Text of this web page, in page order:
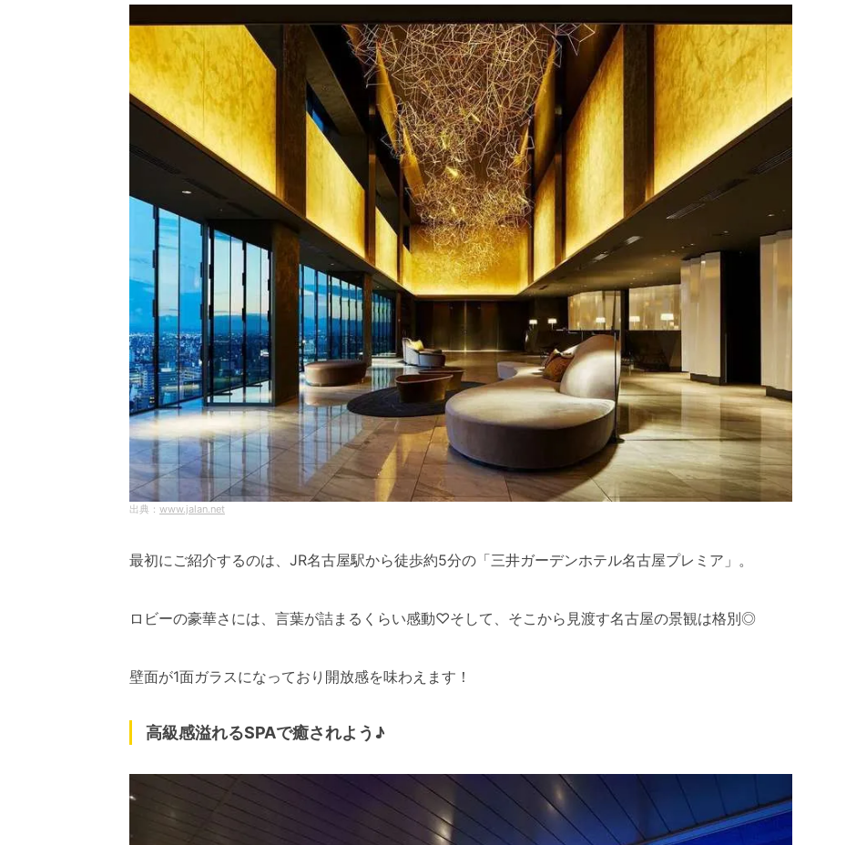
www.jalan.net
最初にご紹介するのは、JR名古屋駅から徒歩約5分の「三井ガーデンホテル名古屋プレミア」。
ロビーの豪華さには、言葉が詰まるくらい感動♡そして、そこから見渡す名古屋の景観は格別◎
壁面が1面ガラスになっており開放感を味わえます！
高級感溢れるSPAで癒されよう♪